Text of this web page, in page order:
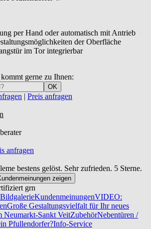
per Hand oder automatisch mit Antrieb
der Oberfläche
im Tor integrierbar
gerne zu Ihnen:
OK
| Preis anfragen
anfragen
bestens gelöst. Sehr zufrieden. 5 Sterne.
zeigen
KundenmeinungenVIDEO:
Große Gestaltungsvielfalt für Ihr neues
Neumarkt-Sankt VeitZubehörNebentüren /
Pfullendorfer?Info-Service